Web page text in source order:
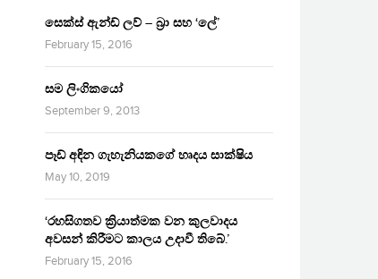
සෙක්ස් ඇන්ඩ් ලව් – බ්‍රා සහ ‘ලේ’
February 15, 2016
සම ලිංගිකයෝ
September 9, 2013
පෑඩ් අඳින ගැහැනියකගේ හෘදය සාක්ෂිය
May 10, 2019
‘රහසිගතව ක්‍රියාත්මක වන කුලවාදය
අවසන් කිරීමට කාලය උදාවී තිබේ.’
February 15, 2016